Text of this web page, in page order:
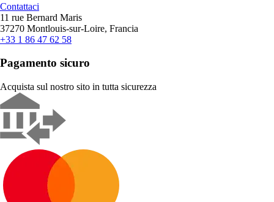
Contattaci
11 rue Bernard Maris
37270 Montlouis-sur-Loire, Francia
+33 1 86 47 62 58
Pagamento sicuro
Acquista sul nostro sito in tutta sicurezza